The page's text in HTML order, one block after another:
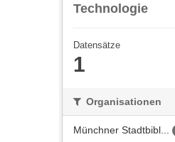
Technologie
Datensätze
1
Organisationen
Münchner Stadtbibl...